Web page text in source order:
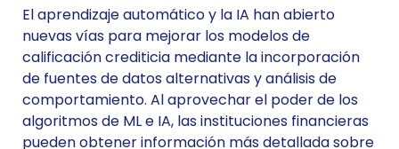
El aprendizaje automático y la IA han abierto
nuevas vías para mejorar los modelos de
calificación crediticia mediante la incorporación
de fuentes de datos alternativas y análisis de
comportamiento. Al aprovechar el poder de los
algoritmos de ML e IA, las instituciones financieras
pueden obtener información más detallada sobre